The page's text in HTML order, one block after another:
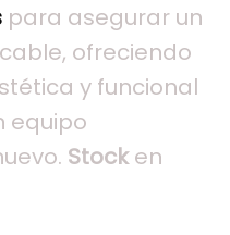
para asegurar un
ofreciendo
y funcional
equipo
Stocken